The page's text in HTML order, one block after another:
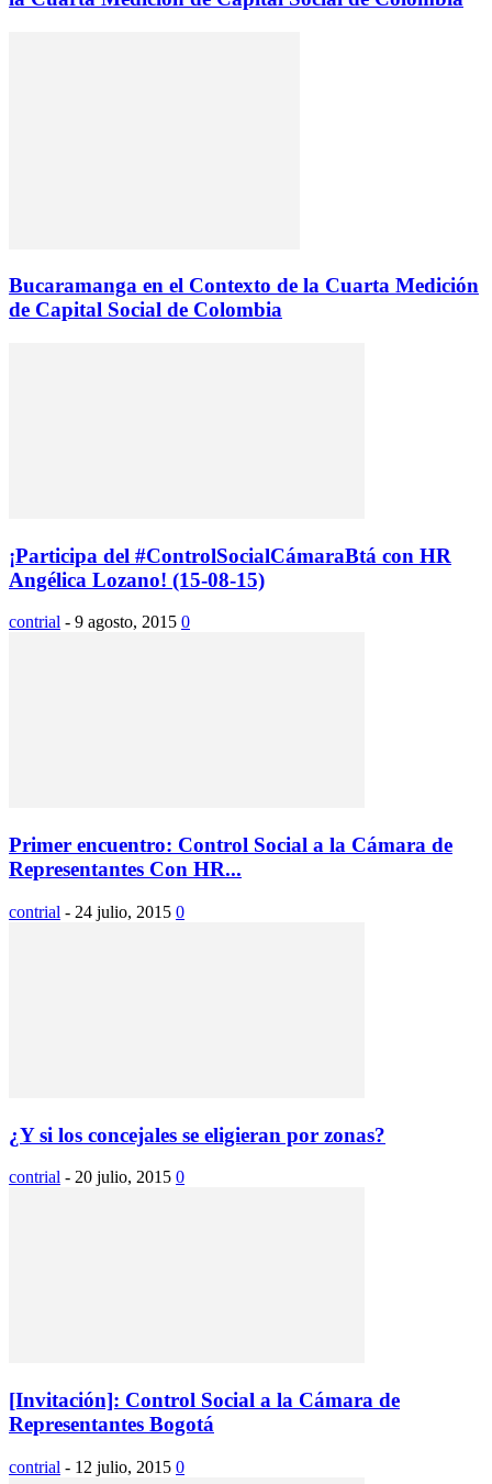
Bucaramanga en el Contexto de la Cuarta Medición
de Capital Social de Colombia
¡Participa del #ControlSocialCámaraBtá con HR
Angélica Lozano! (15-08-15)
contrial - 9 agosto, 2015 0
Primer encuentro: Control Social a la Cámara de
Representantes Con HR...
contrial - 24 julio, 2015 0
¿Y si los concejales se eligieran por zonas?
contrial - 20 julio, 2015 0
[Invitación]: Control Social a la Cámara de
Representantes Bogotá
contrial - 12 julio, 2015 0